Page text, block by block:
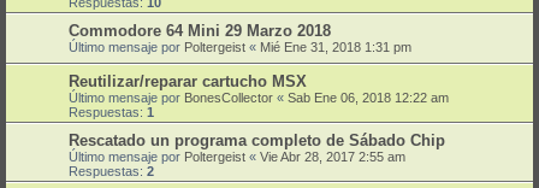
Commodore 64 Mini 29 Marzo 2018
Último mensaje por Poltergeist « Mié Ene 31, 2018 1:31 pm
Reutilizar/reparar cartucho MSX
Último mensaje por BonesCollector « Sab Ene 06, 2018 12:22 am
Respuestas: 1
Rescatado un programa completo de Sábado Chip
Último mensaje por Poltergeist « Vie Abr 28, 2017 2:55 am
Respuestas: 2